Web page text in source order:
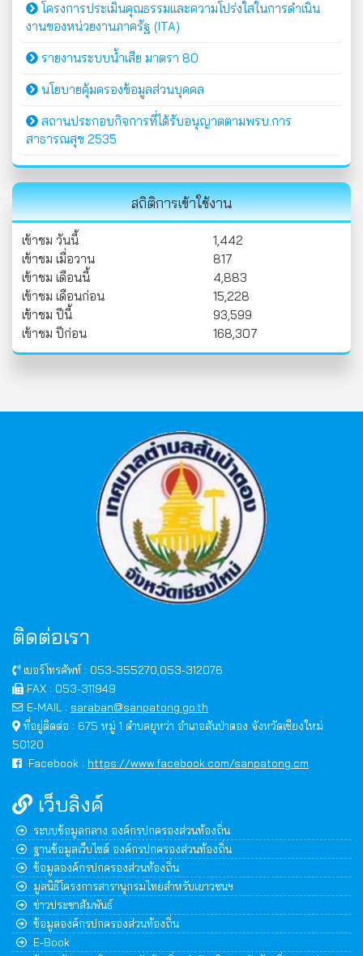
โครงการประเมินคุณธรรมและความโปร่งใสในการดำเนิน
งานของหน่วยงานภาครัฐ (ITA)
รายงานระบบน้ำเสีย มาตรา 80
นโยบายคุ้มครองข้อมูลส่วนบุคคล
สถานประกอบกิจการที่ได้รับอนุญาตตามพรบ.การ
สาธารณสุข 2535
สถิติการเข้าใช้งาน
เข้าชม วันนี้
1,442
เข้าชม เมื่อวาน
817
เข้าชม เดือนนี้
4,883
เข้าชม เดือนก่อน
15,228
เข้าชม ปีนี้
93,599
เข้าชม ปีก่อน
168,307
ติดต่อเรา
เบอร์โทรศัพท์ : 053-355270,053-312076
FAX : 053-311949
E-MAIL : saraban@sanpatong.go.th
ที่อยู่ติดต่อ : 675 หมู่ 1 ตำบลยุหว่า อำเภอสันป่าตอง จังหวัดเชียงใหม่
50120
Facebook : https://www.facebook.com/sanpatong.cm
เว็บลิงค์
ระบบข้อมูลกลาง องค์กรปกครองส่วนท้องถิ่น
ฐานข้อมูลเว็บไซต์ องค์กรปกครองส่วนท้องถิ่น
ข้อมูลองค์กรปกครองส่วนท้องถิ่น
มูลนิธิโครงการสารานุกรมไทยสำหรับเยาวชนฯ
ข่าวประชาสัมพันธ์
ข้อมูลองค์กรปกครองส่วนท้องถิ่น
E-Book